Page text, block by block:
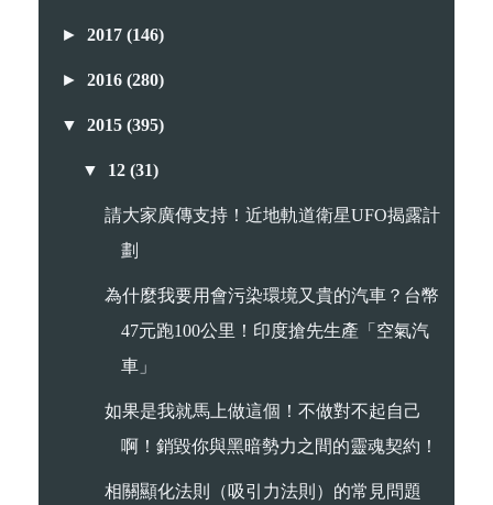
► 2017 (146)
► 2016 (280)
▼ 2015 (395)
▼ 12(31)
請大家廣傳支持！近地軌道衛星UFO揭露計
劃
為什麼我要用會污染環境又貴的汽車？台幣
47元跑100公里！印度搶先生產「空氣汽
車」
如果是我就馬上做這個！不做對不起自己
啊！銷毀你與黑暗勢力之間的靈魂契約！
相關顯化法則（吸引力法則）的常見問題